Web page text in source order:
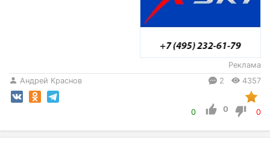
Реклама
Андрей Краснов
2 4357
0 0 0